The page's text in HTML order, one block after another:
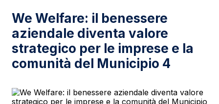
We Welfare: il benessere
aziendale diventa valore
strategico per le imprese e la
comunità del Municipio 4